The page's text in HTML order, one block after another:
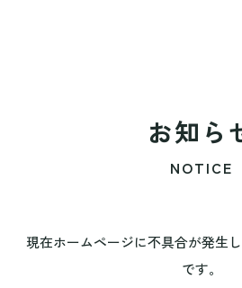
お知ら
NOTICE
現在ホームページに不具合が発生
です。